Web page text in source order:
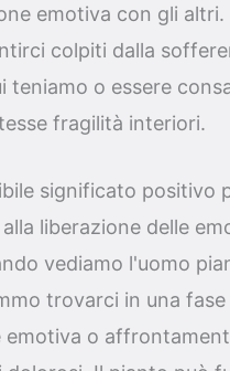
emotiva con gli altri.
colpiti dalla
teniamo o essere
fragilità interiori.
significato positivo
liberazione delle
vediamo l'uomo
trovarci in una fase
emotiva o